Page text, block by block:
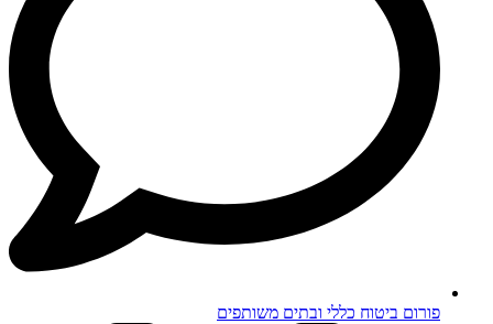
פורום ביטוח כללי ובתים משותפים